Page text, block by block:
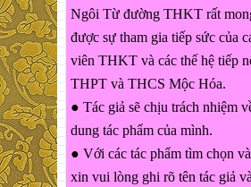
Ngôi Từ đường THKT rất
được sự tham gia tiếp sức của
viên THKT và các thế hệ tiếp
THPT và THCS Mộc Hóa.
● Tác giả sẽ chịu trách nhiệm
dung tác phẩm của mình.
● Với các tác phẩm tìm chọn
xin vui lòng ghi rõ tên tác giả